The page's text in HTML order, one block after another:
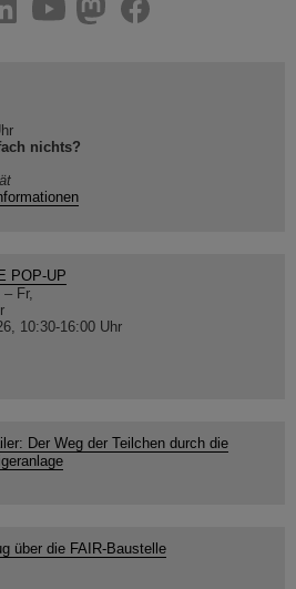
nichts?
POP-UP
Fr,
10:30-16:00 Uhr
Der Weg der Teilchen durch die
über die FAIR-Baustelle